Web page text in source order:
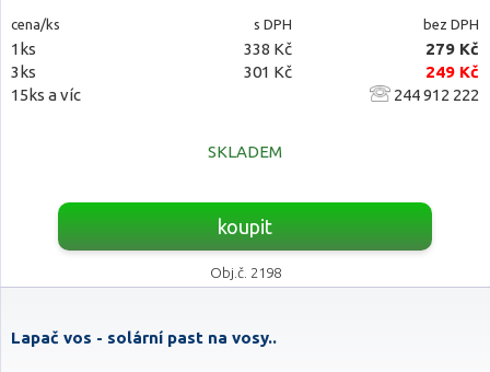
cena/ks s DPH bez DPH
1ks 338 Kč
279 Kč
3ks
301 Kč
249 Kč
15ks a víc
244 912 222
SKLADEM
koupit
Obj.č. 2198
Lapač vos - solární past na vosy..